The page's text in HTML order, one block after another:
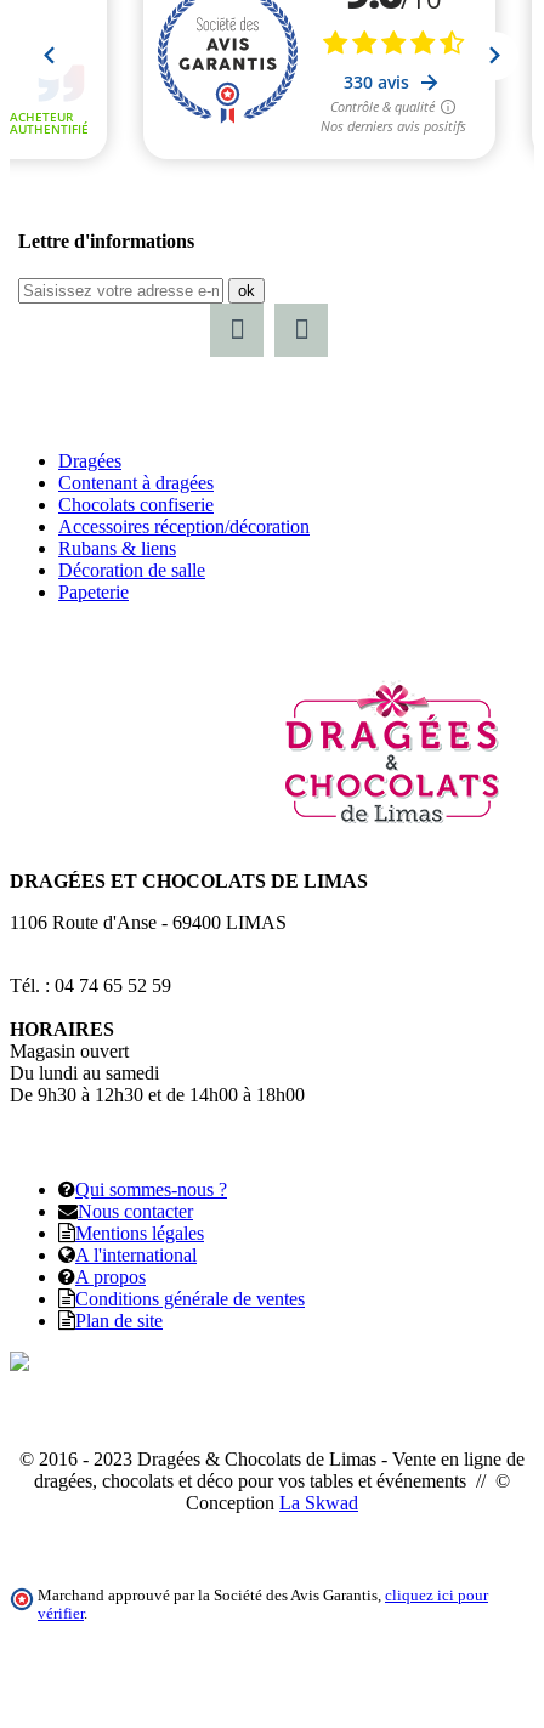
Lettre d'informations
ok
Dragées
Contenant à dragées
Chocolats confiserie
Accessoires réception/décoration
Rubans & liens
Décoration de salle
Papeterie
DRAGÉES ET CHOCOLATS DE LIMAS
1106 Route d'Anse - 69400 LIMAS
Tél. : 04 74 65 52 59
HORAIRES
Magasin ouvert
Du lundi au samedi
De 9h30 à 12h30 et de 14h00 à 18h00
Qui sommes-nous ?
Nous contacter
Mentions légales
A l'international
A propos
Conditions générale de ventes
Plan de site
© 2016 - 2023 Dragées & Chocolats de Limas - Vente en ligne de
dragées, chocolats et déco pour vos tables et événements // ©
Conception La Skwad
Marchand approuvé par la Société des Avis Garantis, cliquez ici pour
vérifier.